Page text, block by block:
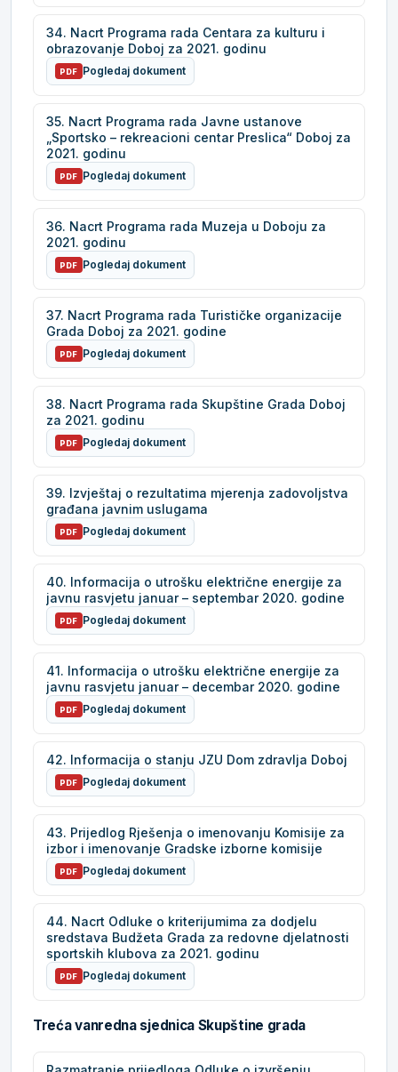
34. Nacrt Programa rada Centara za kulturu i
obrazovanje Doboj za 2021. godinu
PDF Pogledaj dokument
35. Nacrt Programa rada Javne ustanove
„Sportsko – rekreacioni centar Preslica“ Doboj za
2021. godinu
PDF Pogledaj dokument
36. Nacrt Programa rada Muzeja u Doboju za
2021. godinu
PDF Pogledaj dokument
37. Nacrt Programa rada Turističke organizacije
Grada Doboj za 2021. godine
PDF Pogledaj dokument
38. Nacrt Programa rada Skupštine Grada Doboj
za 2021. godinu
PDF Pogledaj dokument
39. Izvještaj o rezultatima mjerenja zadovoljstva
građana javnim uslugama
PDF Pogledaj dokument
40. Informacija o utrošku električne energije za
javnu rasvjetu januar – septembar 2020. godine
PDF Pogledaj dokument
41. Informacija o utrošku električne energije za
javnu rasvjetu januar – decembar 2020. godine
PDF Pogledaj dokument
42. Informacija o stanju JZU Dom zdravlja Doboj
PDF Pogledaj dokument
43. Prijedlog Rješenja o imenovanju Komisije za
izbor i imenovanje Gradske izborne komisije
PDF Pogledaj dokument
44. Nacrt Odluke o kriterijumima za dodjelu
sredstava Budžeta Grada za redovne djelatnosti
sportskih klubova za 2021. godinu
PDF Pogledaj dokument
Treća vanredna sjednica Skupštine grada